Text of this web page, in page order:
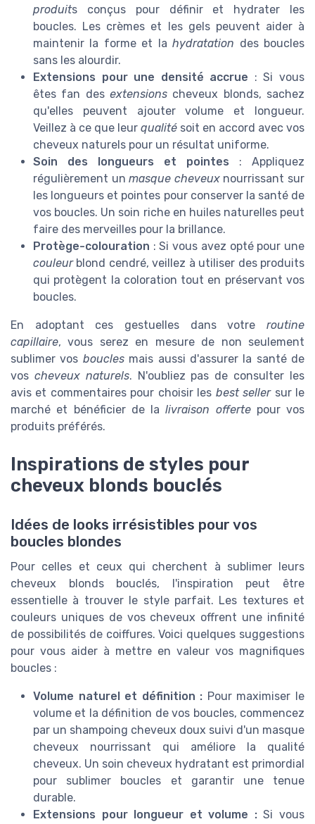
produits conçus pour définir et hydrater les
boucles. Les crèmes et les gels peuvent aider à
maintenir la forme et lahydratation des boucles
sans les alourdir.
Extensions pour une densité accrue : Si vous
êtes fan des extensions cheveux blonds, sachez
qu'elles peuvent ajouter volume et longueur.
Veillez à ce que leur qualité soit en accord avec vos
cheveux naturels pour un résultat uniforme.
Soin des longueurs et pointes : Appliquez
régulièrement unmasque cheveuxnourrissant sur
les longueurs et pointes pour conserver la santé de
vos boucles. Un soin riche en huiles naturelles peut
faire des merveilles pour la brillance.
Protège-colouration : Si vous avez opté pour une
couleurblond cendré, veillez à utiliser des produits
qui protègent la coloration tout en préservant vos
boucles.
En adoptant ces gestuelles dans votre routine
capillaire, vous serez en mesure de non seulement
sublimer vos bouclesmais aussi d'assurer la santé de
vos cheveux naturels. N'oubliez pas de consulter les
avis et commentaires pour choisir les best sellersur le
marché et bénéficier de lalivraison offertepour vos
produits préférés.
Inspirations de styles pour
cheveux blonds bouclés
Idées de looks irrésistibles pour vos
boucles blondes
Pour celles et ceux qui cherchent à sublimer leurs
cheveux blonds bouclés, l'inspiration peut être
essentielle à trouver le style parfait. Les textures et
couleurs uniques de vos cheveux offrent une infinité
de possibilités de coiffures. Voici quelques suggestions
pour vous aider à mettre en valeur vos magnifiques
boucles :
Volume naturel et définition : Pour maximiser le
volume et la définition de vos boucles, commencez
par un shampoing cheveux doux suivi d'un masque
cheveux nourrissant qui améliore la qualité
cheveux. Un soin cheveux hydratant est primordial
pour sublimer boucles et garantir une tenue
durable.
Extensions pour longueur et volume :Si vous